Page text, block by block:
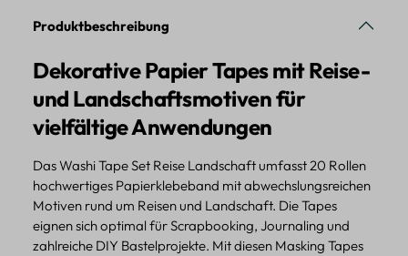
Produktbeschreibung
Dekorative Papier Tapes mit Reise-
und Landschaftsmotiven für
vielfältige Anwendungen
Das Washi Tape Set Reise Landschaft umfasst 20 Rollen
hochwertiges Papierklebeband mit abwechslungsreichen
Motiven rund um Reisen und Landschaft. Die Tapes
eignen sich optimal für Scrapbooking, Journaling und
zahlreiche DIY Bastelprojekte. Mit diesen Masking Tapes